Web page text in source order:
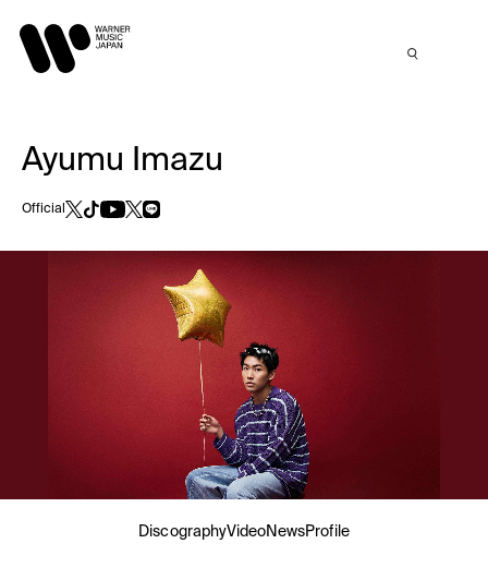
Ayumu Imazu
Official
DiscographyVideoNewsProfile